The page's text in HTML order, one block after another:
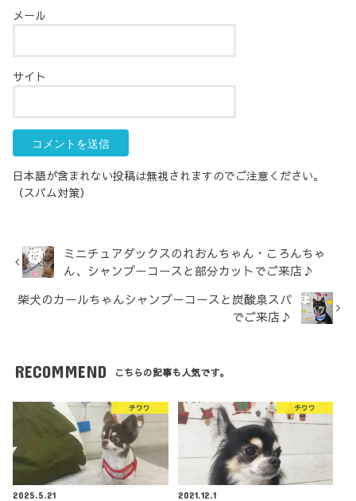
メール
サイト
日本語が含まれない投稿は無視されますのでご注意ください。
（スパム対策）
ミニチュアダックスのれおんちゃん・ころんちゃ
ん、シャンプーコースと部分カットでご来店♪
柴犬のカールちゃんシャンプーコースと炭酸泉スパ
でご来店♪
RECOMMEND こちらの記事も人気です。
チワワ
2025.5.21
チワワ
2021.12.1